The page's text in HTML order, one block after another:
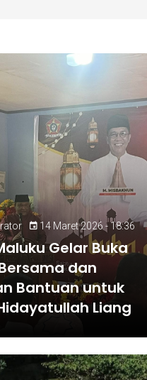
14 Maret 2026 - 18:36
Gelar Buka
dan
Bantuan untuk
Liang